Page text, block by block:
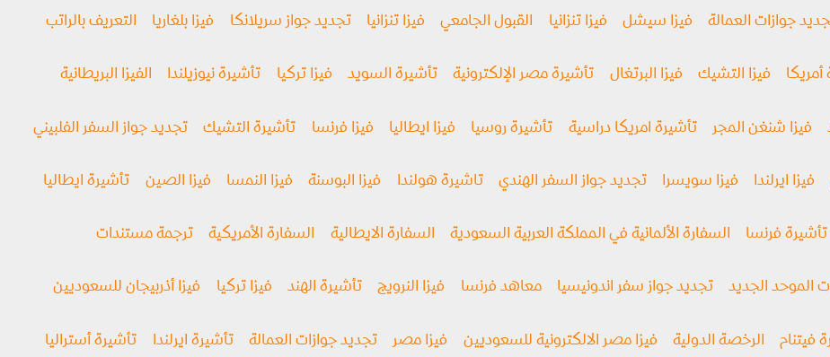
جوازات العمالة فيزا سيشل فيزا تنزانيا القبول الجامعي فيزا تنزانيا تجديد جواز سريلانكا فيزا بلغاريا التعريف بالراتب
فيزا التشيك فيزا البرتغال تأشيرة مصر الإلكترونية تأشيرة السويد فيزا تركيا تأشيرة نيوزيلندا الفيزا البريطانية
فيزا شنغن المجر تأشيرة امريكا دراسية تأشيرة روسيا فیزا ايطاليا فيزا فرنسا تأشيرة التشيك تجديد جواز السفر الفلبيني
فيزا ايرلندا فيزا سويسرا تجديد جواز السفر الهندي تاشيرة هولندا فيزا البوسنة فيزا النمسا فيزا الصين تأشيرة ايطاليا
تأشيرة فرنسا السفارة الألمانية في المملكة العربية السعودية السفارة الايطالية السفارة الأمريكية ترجمة مستندات
الموحد الجديد تجديد جواز سفر اندونيسيا معاهد فرنسا فيزا النرويج تأشيرة الهند فيزا تركيا فيزا أذربيجان للسعوديين
فيتنام الرخصة الدولية فيزا مصر الالكترونية للسعوديين فيزا مصر تجديد جوازات العمالة تأشيرة ايرلندا تأشيرة أستراليا